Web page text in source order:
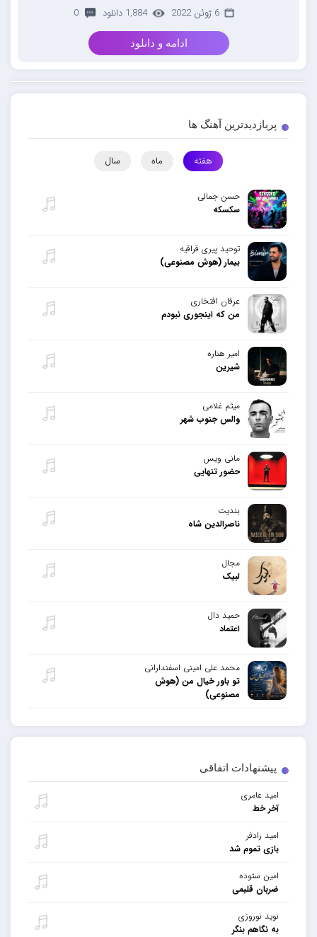
پیشنهادات اتفاقی
امید عامری
آخر خط
امید رادفر
بازی تموم شد
امین ستوده
ضربان قلبمی
نوید نوروزی
به نگاهم بنگر
6 ژوئن 2022 1,884 دانلود 0
ادامه و دانلود
پربازدیدترین آهنگ ها
هفته ماه سال
حسن جمالی
سکسکه
توحید پیری قراقیه
بیمار (هوش مصنوعی)
عرفان افتخاری
من که اینجوری نبودم
امیر هناره
شیرین
میثم غلامی
والس جنوب شهر
مانی ویس
حضور تنهایی
بندیت
ناصرالدین شاه
مجال
لبیک
حمید دال
اعتماد
محمد علی امینی اسفندارانی
تو باور خیال من (هوش
مصنوعی)